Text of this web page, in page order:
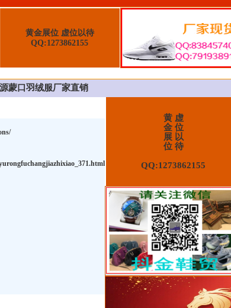
黄金展位 虚位以待
QQ:1273862155
蒙口羽绒服厂家直销
黄 虚
金 位
展 以
位 待
QQ:1273862155